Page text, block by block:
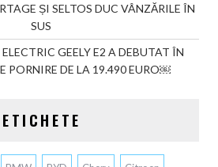
ȘI SELTOS DUC VÂNZĂRILE ÎN
SUS
GEELY E2 A DEBUTAT ÎN
PORNIRE DE LA 19.490 EURO￼
ETICHETE